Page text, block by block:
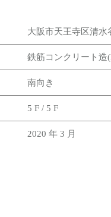
大阪市天王寺区清水
鉄筋コンクリート造
南向き
5 F / 5 F
2020 年 3 月